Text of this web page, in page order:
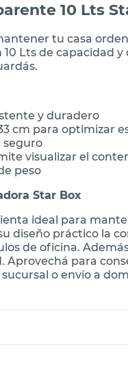
10 Lts
tu casa
Lts de capacidad
y duradero
cm para optimizar
seguro
visualizar el
peso
Star Box
ideal para
diseño práctico la
de oficina.
para
o envío a